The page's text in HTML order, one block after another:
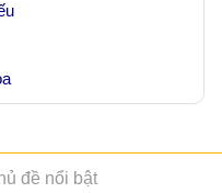
đề nổi bật